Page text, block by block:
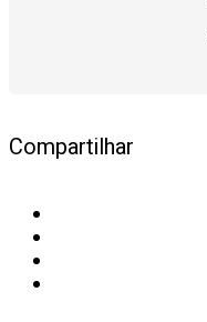
Compartilhar